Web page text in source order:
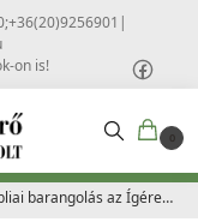
|
on is!
0
barangolás az Ígéret földjére – Miskolczy József